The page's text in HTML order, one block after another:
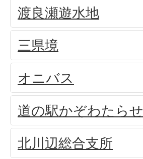
渡良瀬遊水地
三県境
オニバス
道の駅かぞわたらせ
北川辺総合支所